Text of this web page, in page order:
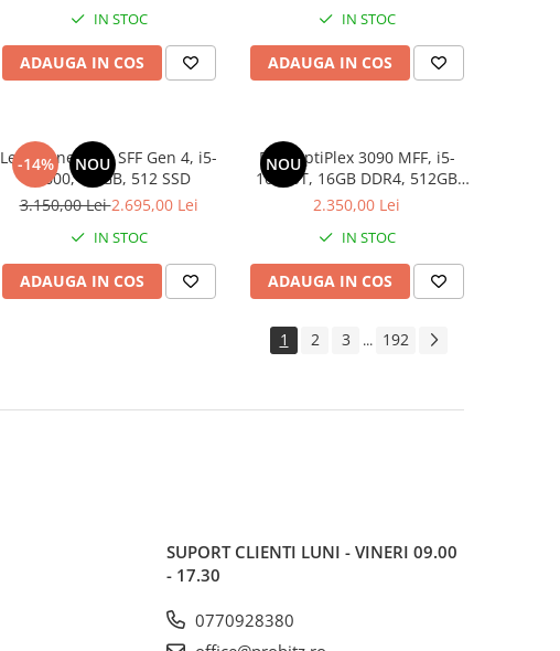
IN STOC
ADAUGA IN COS
IN STOC
ADAUGA IN COS
-14% NOU
Lenovo neo 50s SFF Gen 4, i5-
12600, 16 GB, 512 SSD
3.150,00 Lei2.695,00 Lei
IN STOC
ADAUGA IN COS
NOU
Dell OptiPlex 3090 MFF, i5-
10500T, 16GB DDR4, 512GB
SSD
2.350,00 Lei
IN STOC
ADAUGA IN COS
1 2 3 ... 192
SUPORT CLIENTI LUNI - VINERI 09.00
- 17.30
0770928380